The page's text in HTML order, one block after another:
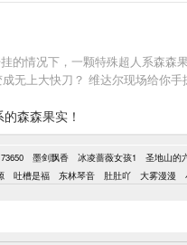
的情况下，一颗特殊超人系森
无上大快刀？ 维达尔现场给你
森森果实！
墨剑飘香 冰凌蔷薇女孩1 圣地山的
吐槽是福 东林琴音 肚肚吖 大雾漫漫